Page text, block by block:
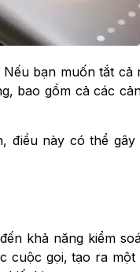
bạn muốn tắt cả
bao gồm cả các
điều này có thể
khả năng kiểm
cuộc gọi, tạo ra